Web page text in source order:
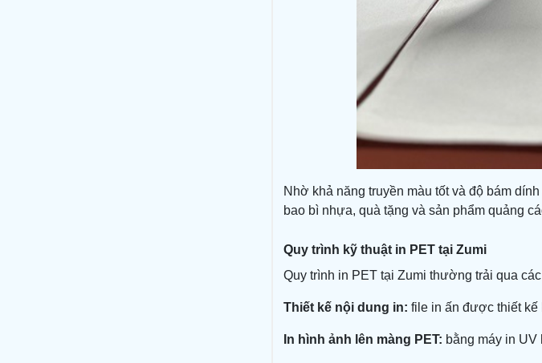
Nhờ khả năng truyền màu tốt và độ bám
bao bì nhựa, quà tặng và sản phẩm quảng
Quy trình kỹ thuật in PET tại Zumi
Quy trình in PET tại Zumi thường trải qua
Thiết kế nội dung in: file in ấn được thiết kế
In hình ảnh lên màng PET: bằng máy in UV